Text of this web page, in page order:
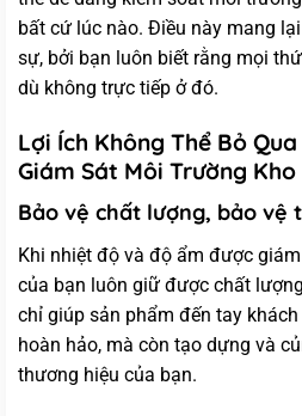
bất cứ lúc nào. Điều này mang
sự, bởi bạn luôn biết rằng mọi
dù không trực tiếp ở đó.
Lợi Ích Không Thể Bỏ
Giám Sát Môi Trường Kho
Bảo vệ chất lượng, bảo vệ
Khi nhiệt độ và độ ẩm được
của bạn luôn giữ được chất
chỉ giúp sản phẩm đến tay
hoàn hảo, mà còn tạo dựng và
thương hiệu của bạn.